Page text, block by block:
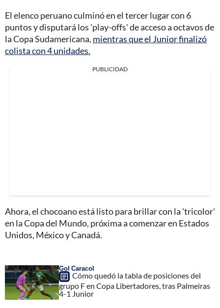
El elenco peruano culminó en el tercer lugar con 6
puntos y disputará los 'play-offs' de acceso a octavos de
la Copa Sudamericana, mientras que el Junior finalizó
colista con 4 unidades.
PUBLICIDAD
Ahora, el chocoano está listo para brillar con la 'tricolor'
en la Copa del Mundo, próxima a comenzar en Estados
Unidos, México y Canadá.
Gol Caracol
Cómo quedó la tabla de posiciones del
grupo F en Copa Libertadores, tras Palmeiras
4-1 Junior